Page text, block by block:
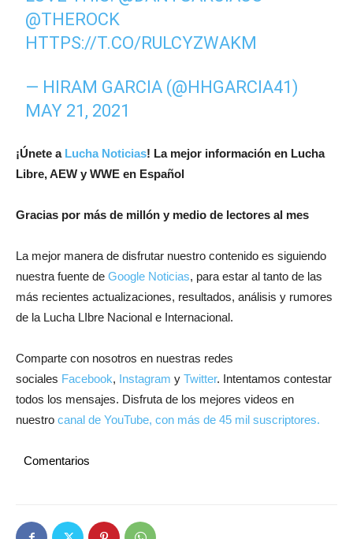
@THEROCK
HTTPS://T.CO/RULCYZWAKM
— HIRAM GARCIA (@HHGARCIA41)
MAY 21, 2021
¡Únete a Lucha Noticias! La mejor información en Lucha
Libre, AEW y WWE en Español
Gracias por más de millón y medio de lectores al mes
La mejor manera de disfrutar nuestro contenido es siguiendo
nuestra fuente de Google Noticias, para estar al tanto de las
más recientes actualizaciones, resultados, análisis y rumores
de la Lucha LIbre Nacional e Internacional.
Comparte con nosotros en nuestras redes
sociales Facebook, Instagram y Twitter. Intentamos contestar
todos los mensajes. Disfruta de los mejores videos en
nuestro canal de YouTube, con más de 45 mil suscriptores.
Comentarios